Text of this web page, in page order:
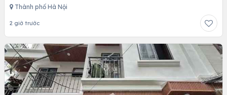
Thành phố Hà Nội
2 giờ trước